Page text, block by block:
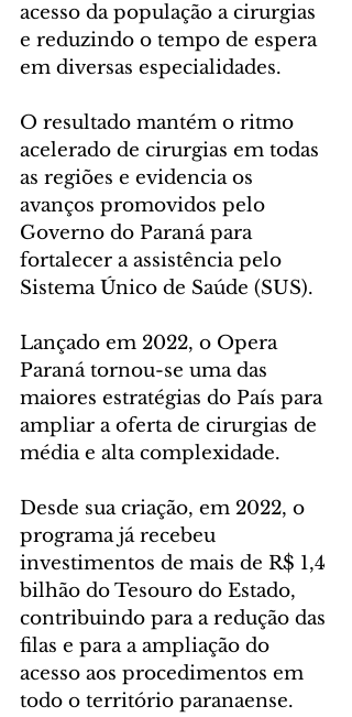
acesso da população a cirurgias
e reduzindo o tempo de espera
em diversas especialidades.
O resultado mantém o ritmo
acelerado de cirurgias em todas
as regiões e evidencia os
avanços promovidos pelo
Governo do Paraná para
fortalecer a assistência pelo
Sistema Único de Saúde (SUS).
Lançado em 2022, o Opera
Paraná tornou-se uma das
maiores estratégias do País para
ampliar a oferta de cirurgias de
média e alta complexidade.
Desde sua criação, em 2022, o
programa já recebeu
investimentos de mais de R$ 1,4
bilhão do Tesouro do Estado,
contribuindo para a redução das
filas e para a ampliação do
acesso aos procedimentos em
todo o território paranaense.